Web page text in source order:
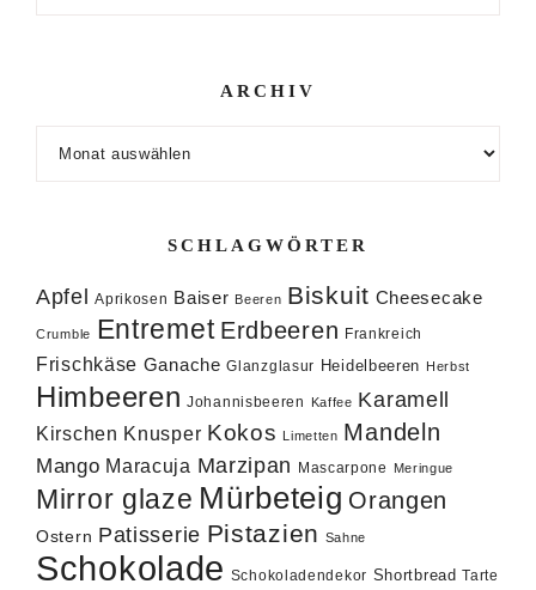
ARCHIV
SCHLAGWÖRTER
Apfel Aprikosen Baiser Beeren Biskuit Cheesecake
Crumble Entremet Erdbeeren Frankreich
Frischkäse Ganache Glanzglasur Heidelbeeren Herbst
Himbeeren Johannisbeeren Kaffee Karamell
Kirschen Knusper Kokos Limetten Mandeln
Mango Maracuja Marzipan Mascarpone Meringue
Mirror glaze Mürbeteig Orangen
Ostern Patisserie Pistazien Sahne
Schokolade Schokoladendekor Shortbread Tarte